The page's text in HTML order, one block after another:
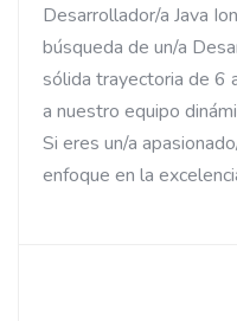
Desarrollador/a Java
búsqueda de un/a
sólida trayectoria de 6
a nuestro equipo
Si eres un/a
enfoque en la